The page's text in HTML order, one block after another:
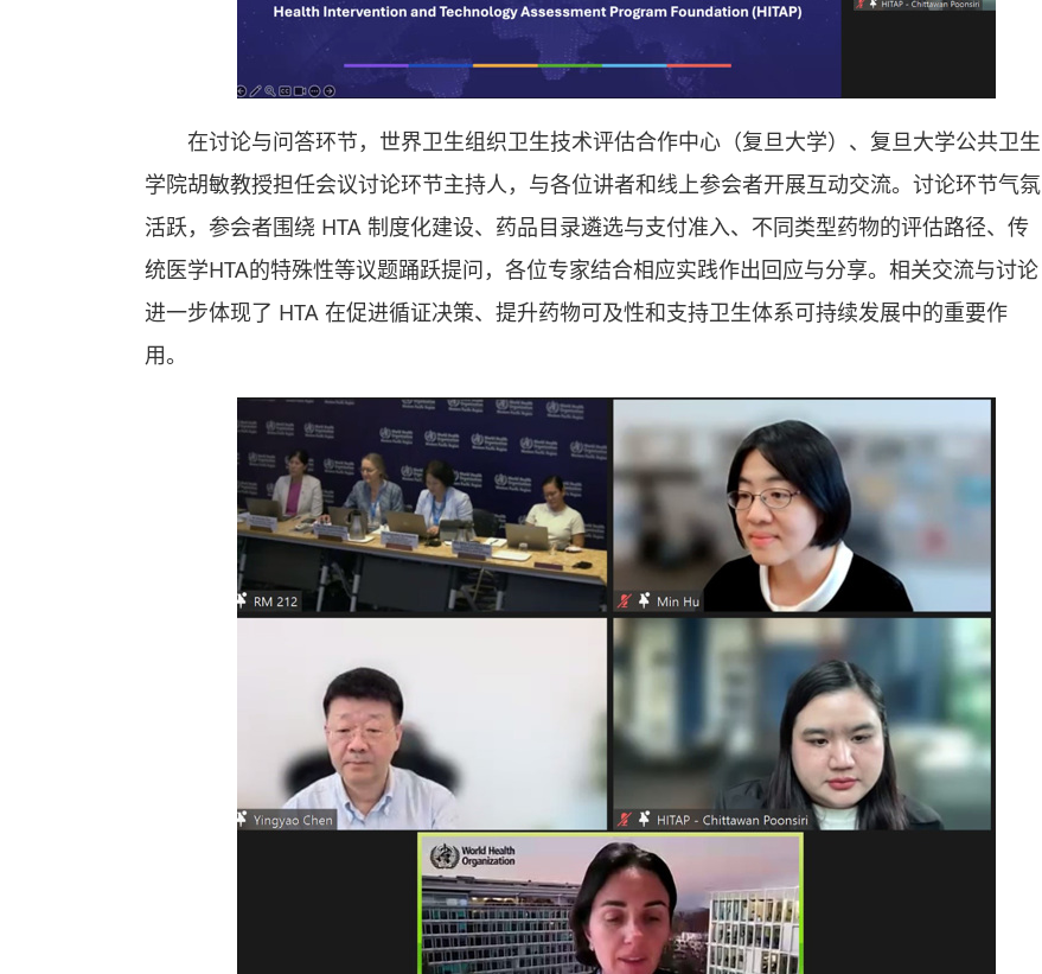
在讨论与问答环节，世界卫生组织卫生技术评估合作中心（复旦大学）、复旦大学公共卫生
学院胡敏教授担任会议讨论环节主持人，与各位讲者和线上参会者开展互动交流。讨论环节气氛
活跃，参会者围绕 HTA 制度化建设、药品目录遴选与支付准入、不同类型药物的评估路径、传
统医学HTA的特殊性等议题踊跃提问，各位专家结合相应实践作出回应与分享。相关交流与讨论
进一步体现了 HTA 在促进循证决策、提升药物可及性和支持卫生体系可持续发展中的重要作
用。